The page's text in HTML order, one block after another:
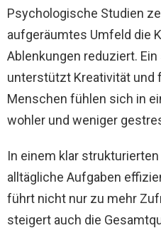
Psychologische Studien
aufgeräumtes Umfeld die
Ablenkungen reduziert.
unterstützt Kreativität und
Menschen fühlen sich in
wohler und weniger
In einem klar strukturierten
alltägliche Aufgaben
führt nicht nur zu mehr
steigert auch die